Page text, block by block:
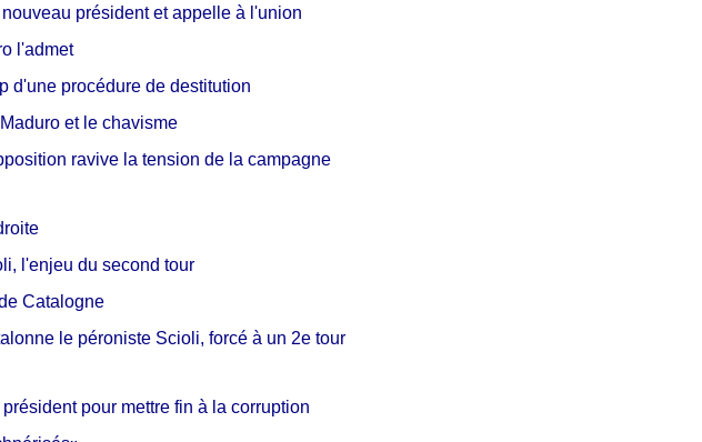
président et appelle à l'union
l'admet
d'une procédure de destitution
et le chavisme
ravive la tension de la campagne
l'enjeu du second tour
Catalogne
le péroniste Scioli, forcé à un 2e tour
pour mettre fin à la corruption